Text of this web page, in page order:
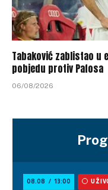
Tabaković zablistao u
pobjedu protiv Pafosa
06/08/2026